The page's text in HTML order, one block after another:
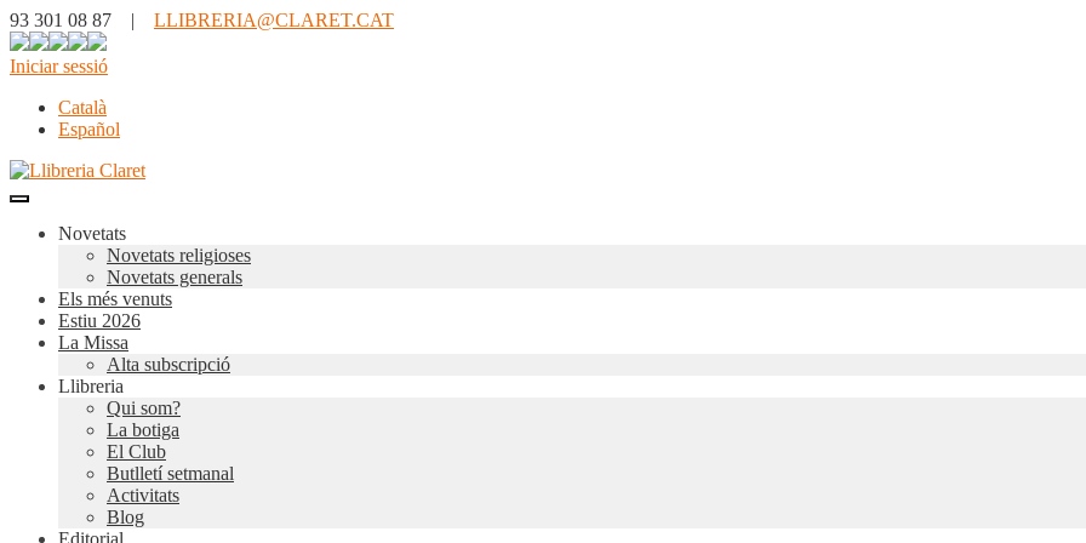
93 301 08 87 | LLIBRERIA@CLARET.CAT
Iniciar sessió
Català
Español
Novetats
Novetats religioses
Novetats generals
Els més venuts
Estiu 2026
La Missa
Alta subscripció
Llibreria
Qui som?
La botiga
El Club
Butlletí setmanal
Activitats
Blog
Editorial